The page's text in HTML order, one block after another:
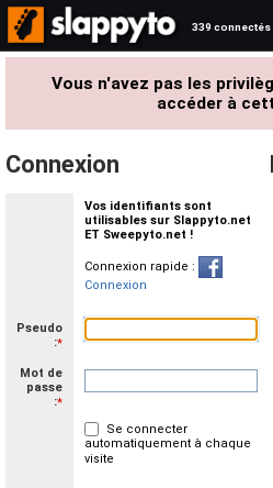
339 connectés
Vous n'avez pas les
accéder à
Connexion
Vos identifiants sont
utilisables sur Slappyto.net
ET Sweepyto.net !
Connexion rapide :
Connexion
Pseudo
:*
Mot de
passe
:*
Se connecter
automatiquement à chaque
visite